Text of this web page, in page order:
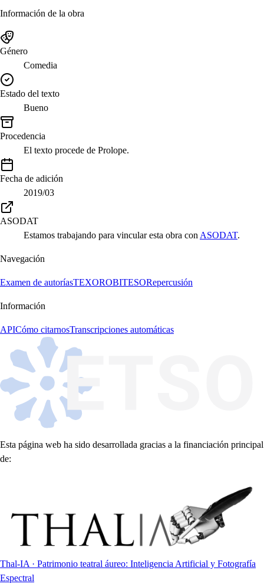
Información de la obra
Género
Comedia
Estado del texto
Bueno
Procedencia
El texto procede de Prolope.
Fecha de adición
2019/03
ASODAT
Estamos trabajando para vincular esta obra con ASODAT.
Navegación
Examen de autoríasTEXOROBITESORepercusión
Información
APICómo citarnosTranscripciones automáticas
Esta página web ha sido desarrollada gracias a la financiación principal
de:
Thal-IA · Patrimonio teatral áureo: Inteligencia Artificial y Fotografía
Espectral